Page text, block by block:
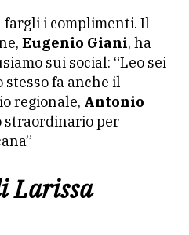
fargli i complimenti. Il
Eugenio Giani, ha
sui social: “Leo sei
stesso fa anche il
regionale, Antonio
straordinario per
Larissa